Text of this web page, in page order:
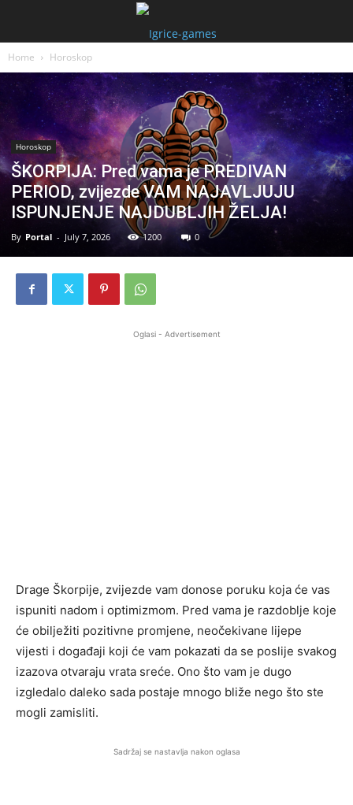
Home Horoskop
Horoskop
ŠKORPIJA: Pred vama je PREDIVAN
PERIOD, zvijezde VAM NAJAVLJUJU
ISPUNJENJE NAJDUBLJIH ŽELJA!
By Portal - July 7, 2026 1200 0
Oglasi - Advertisement
Drage Škorpije, zvijezde vam donose poruku koja će vas
ispuniti nadom i optimizmom. Pred vama je razdoblje koje
će obilježiti pozitivne promjene, neočekivane lijepe
vijesti i događaji koji će vam pokazati da se poslije svakog
izazova otvaraju vrata sreće. Ono što vam je dugo
izgledalo daleko sada postaje mnogo bliže nego što ste
mogli zamisliti.
Sadržaj se nastavlja nakon oglasa